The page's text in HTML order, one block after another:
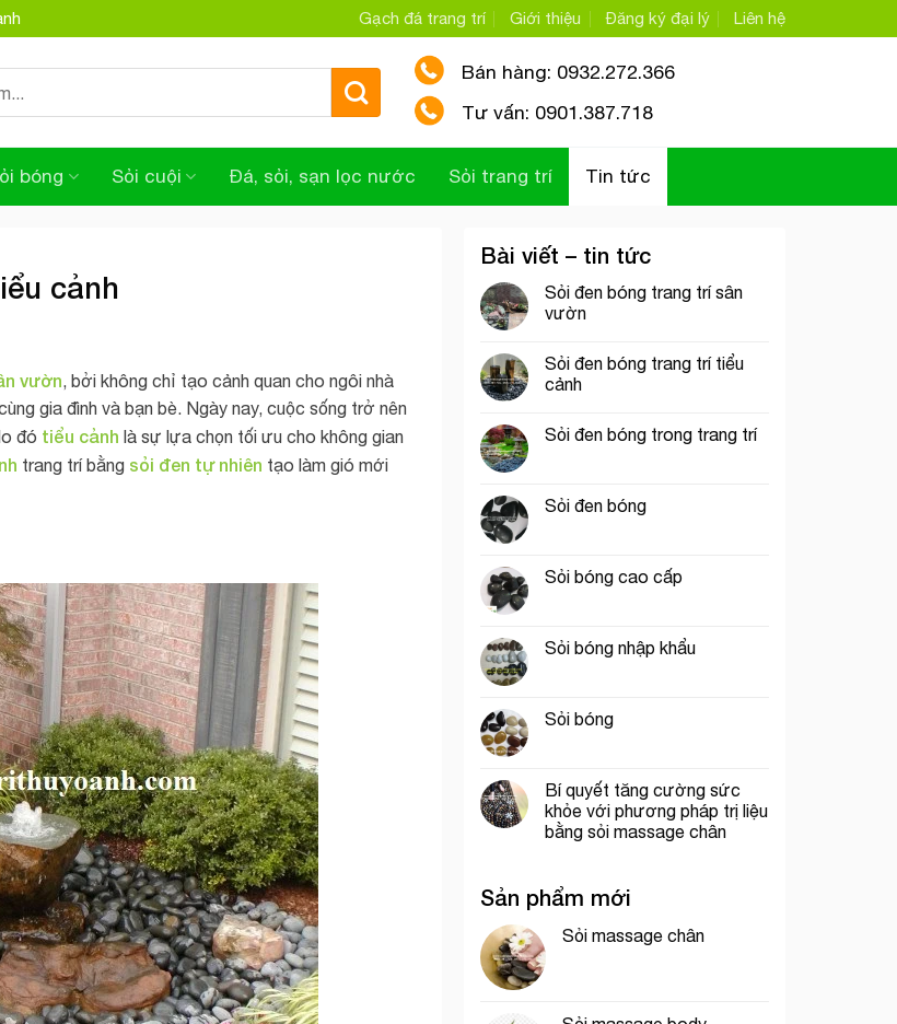
Gạch đá trang trí Giới thiệu Đăng ký đại lý Liên hệ
Bán hàng: 0932.272.366
Tư vấn: 0901.387.718
bóng Sỏi cuội Đá, sỏi, sạn lọc nước Sỏi trang trí Tin tức
cảnh
vườn, bởi không chỉ tạo cảnh quan cho ngôi nhà
gia đình và bạn bè. Ngày nay, cuộc sống trở nên
đó tiểu cảnh là sự lựa chọn tối ưu cho không gian
trang trí bằng sỏi đen tự nhiên tạo làm gió mới
Bài viết – tin tức
Sỏi đen bóng trang trí sân
vườn
Sỏi đen bóng trang trí tiểu
cảnh
Sỏi đen bóng trong trang trí
Sỏi đen bóng
Sỏi bóng cao cấp
Sỏi bóng nhập khẩu
Sỏi bóng
Bí quyết tăng cường sức
khỏe với phương pháp trị liệu
bằng sỏi massage chân
Sản phẩm mới
Sỏi massage chân